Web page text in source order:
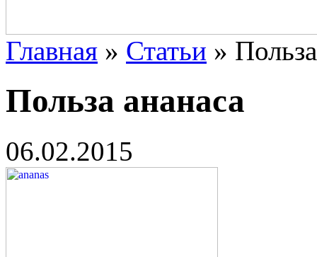
Главная » Статьи »
Польза ананаса
06.02.2015